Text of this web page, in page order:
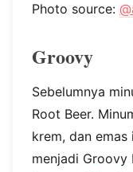
Photo source:
Groovy
Sebelumnya
Root Beer.
krem, dan
menjadi Groovy